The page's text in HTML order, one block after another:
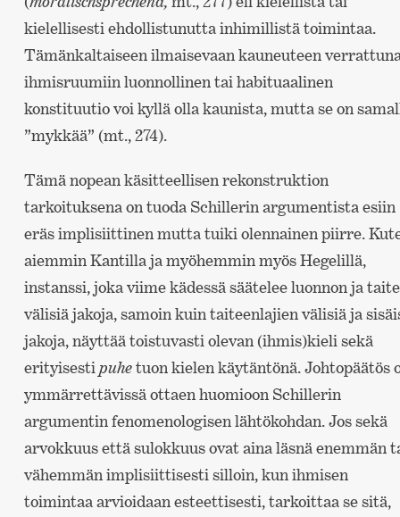
kielellisesti ehdollistunutta inhimillistä toimintaa.
Tämänkaltaiseen ilmaisevaan kauneuteen
ihmisruumiin luonnollinen tai habituaalinen
konstituutio voi kyllä olla kaunista, mutta se on
”mykkää” (mt., 274).
Tämä nopean käsitteellisen rekonstruktion
tarkoituksena on tuoda Schillerin argumentista esiin
eräs implisiittinen mutta tuiki olennainen piirre.
aiemmin Kantilla ja myöhemmin myös Hegelillä,
instanssi, joka viime kädessä säätelee luonnon ja
välisiä jakoja, samoin kuin taiteenlajien välisiä ja
jakoja, näyttää toistuvasti olevan (ihmis)kieli sekä
erityisesti puhetuon kielen käytäntönä. Johtopäätös
ymmärrettävissä ottaen huomioon Schillerin
argumentin fenomenologisen lähtökohdan. Jos sekä
arvokkuus että sulokkuus ovat aina läsnä enemmän
vähemmän implisiittisesti silloin, kun ihmisen
toimintaa arvioidaan esteettisesti, tarkoittaa se sitä,